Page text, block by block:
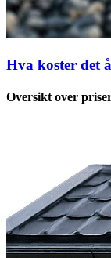
Hva koster det
Oversikt over